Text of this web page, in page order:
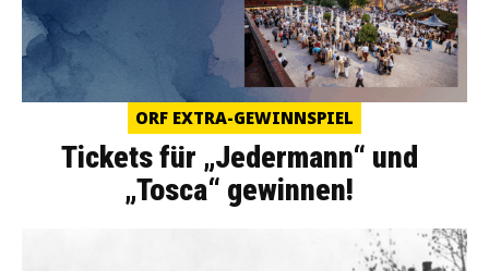
ORF EXTRA-GEWINNSPIEL
Tickets für „Jedermann“ und
„Tosca“ gewinnen!